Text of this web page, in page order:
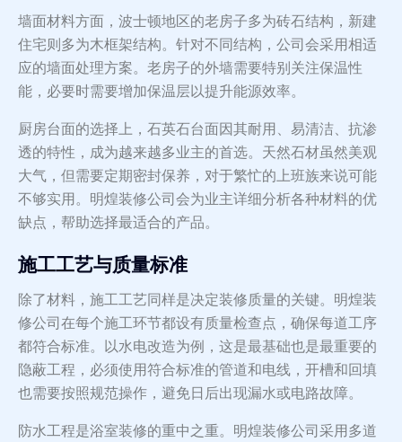
墙面材料方面，波士顿地区的老房子多为砖石结构，新建
住宅则多为木框架结构。针对不同结构，公司会采用相适
应的墙面处理方案。老房子的外墙需要特别关注保温性
能，必要时需要增加保温层以提升能源效率。
厨房台面的选择上，石英石台面因其耐用、易清洁、抗渗
透的特性，成为越来越多业主的首选。天然石材虽然美观
大气，但需要定期密封保养，对于繁忙的上班族来说可能
不够实用。明煌装修公司会为业主详细分析各种材料的优
缺点，帮助选择最适合的产品。
施工工艺与质量标准
除了材料，施工工艺同样是决定装修质量的关键。明煌装
修公司在每个施工环节都设有质量检查点，确保每道工序
都符合标准。以水电改造为例，这是最基础也是最重要的
隐蔽工程，必须使用符合标准的管道和电线，开槽和回填
也需要按照规范操作，避免日后出现漏水或电路故障。
防水工程是浴室装修的重中之重。明煌装修公司采用多道